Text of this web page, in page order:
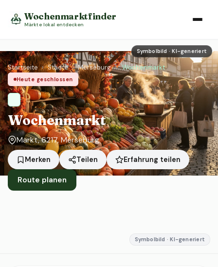
Wochenmarktfinder
Märkte lokal entdecken
Symbolbild · KI-generiert
Startseite › Städte › Merseburg › Wochenmarkt
Heute geschlossen
Wochenmarkt
Markt, 6217, Merseburg
Merken Teilen Erfahrung teilen
Route planen
Symbolbild · KI-generiert